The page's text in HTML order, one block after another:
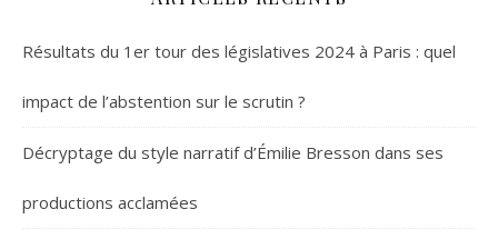
Résultats du 1er tour des législatives 2024 à Paris : quel
impact de l’abstention sur le scrutin ?
Décryptage du style narratif d’Émilie Bresson dans ses
productions acclamées